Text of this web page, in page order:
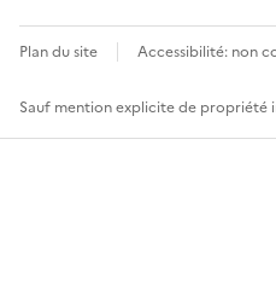
Plan du site Accessibilité: non
Sauf mention explicite de propriété